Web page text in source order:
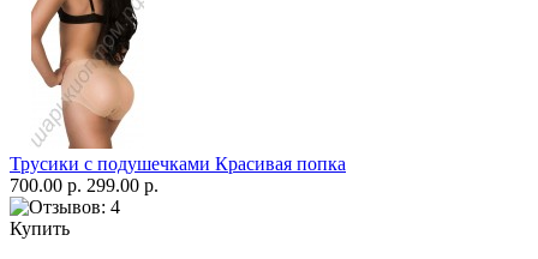
Трусики с подушечками Красивая попка
700.00 р. 299.00 р.
Купить